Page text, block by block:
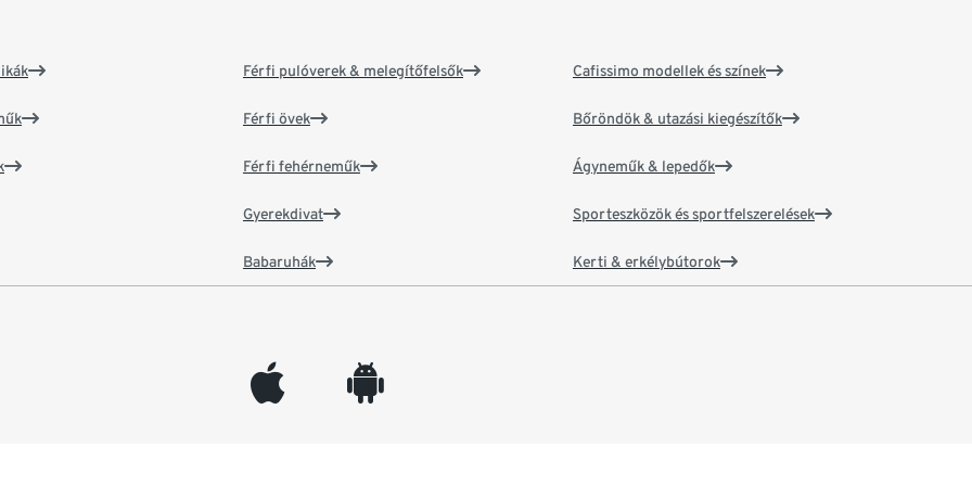
Férfi pulóverek & melegítőfelsők
Férfi övek
Férfi fehérneműk
Gyerekdivat
Babaruhák
Cafissimo modellek és színek
Bőröndök & utazási kiegészítők
Ágyneműk & lepedők
Sporteszközök és sportfelszerelések
Kerti & erkélybútorok
appleinc android